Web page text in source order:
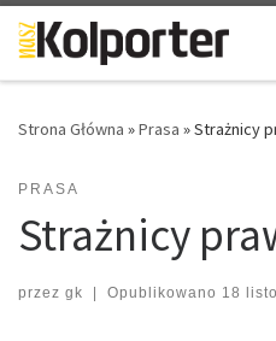
Skip to content
Strona Główna »Prasa »Strażnicy
PRASA
Strażnicy
przez gk | Opublikowano 18